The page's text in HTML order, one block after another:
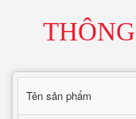
Tên sản phẩm